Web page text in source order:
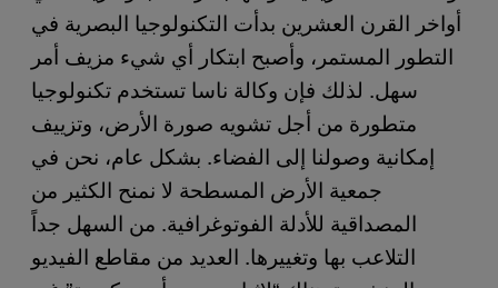
أواخر القرن العشرين بدأت التكنولوجيا البصرية في
التطور المستمر، وأصبح ابتكار أي شيء مزيف أمر
سهل. لذلك فإن وكالة ناسا تستخدم تكنولوجيا
متطورة من أجل تشويه صورة الأرض، وتزييف
إمكانية وصولنا إلى الفضاء. بشكل عام، نحن في
جمعية الأرض المسطحة لا نمنح الكثير من
المصداقية للأدلة الفوتوغرافية. من السهل جداً
التلاعب بها وتغييرها. العديد من مقاطع الفيديو